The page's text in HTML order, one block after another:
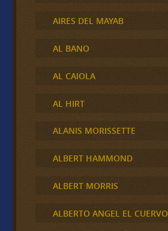
AIRES DEL MAYAB
AL BANO
AL CAIOLA
AL HIRT
ALANIS MORISSETTE
ALBERT HAMMOND
ALBERT MORRIS
ALBERTO ANGEL EL CUERVO